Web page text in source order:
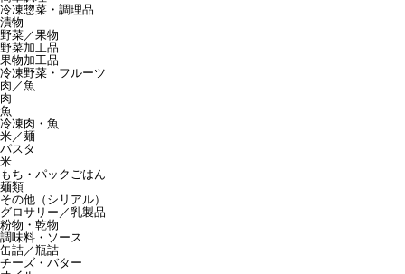
冷凍惣菜・調理品
漬物
野菜／果物
野菜加工品
果物加工品
冷凍野菜・フルーツ
肉／魚
肉
魚
冷凍肉・魚
米／麺
パスタ
米
もち・パックごはん
麺類
その他（シリアル）
グロサリー／乳製品
粉物・乾物
調味料・ソース
缶詰／瓶詰
チーズ・バター